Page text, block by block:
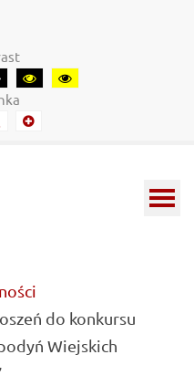
Kontrast
czarny-
biały
Kontrast
czarny-
Kontrast
żółto-
Domyślny
font
Mniejszy
do konkursu
Wiejskich